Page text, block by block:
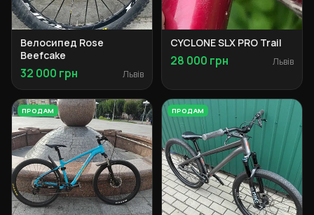
Велосипед Rose
Beefcake
32 000 грн Львів
CYCLONE SLX PRO Trail
28 000 грн Львів
ПРОДАМ ПРОДАМ